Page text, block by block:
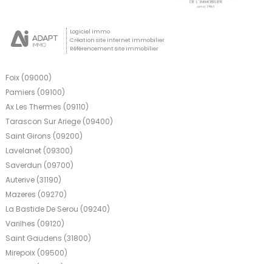
Logiciel immo
Création site internet immobilier
Référencement site immobilier
Foix (09000)
Pamiers (09100)
Ax Les Thermes (09110)
Tarascon Sur Ariege (09400)
Saint Girons (09200)
Lavelanet (09300)
Saverdun (09700)
Auterive (31190)
Mazeres (09270)
La Bastide De Serou (09240)
Varilhes (09120)
Saint Gaudens (31800)
Mirepoix (09500)